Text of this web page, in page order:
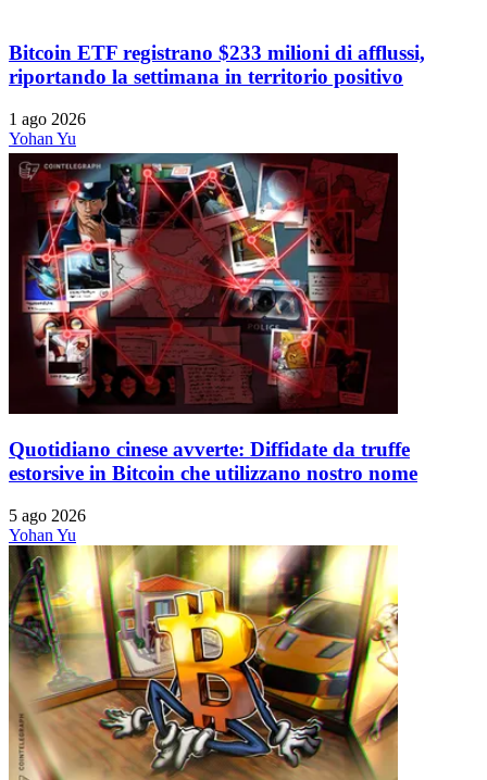
Bitcoin ETF registrano $233 milioni di afflussi,
riportando la settimana in territorio positivo
1 ago 2026
Yohan Yu
Quotidiano cinese avverte: Diffidate da truffe
estorsive in Bitcoin che utilizzano nostro nome
5 ago 2026
Yohan Yu